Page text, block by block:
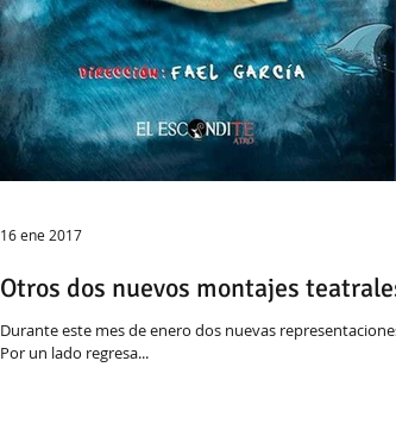
Otros dos nuevos montajes
Durante este mes de enero dos nuevas
Por un lado regresa...
16 ene 2017